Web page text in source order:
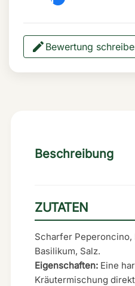
Bewertung
Beschreibung
ZUTATEN
Scharfer
Basilikum, Salz.
Eigenschaften: Eine
Kräutermischung